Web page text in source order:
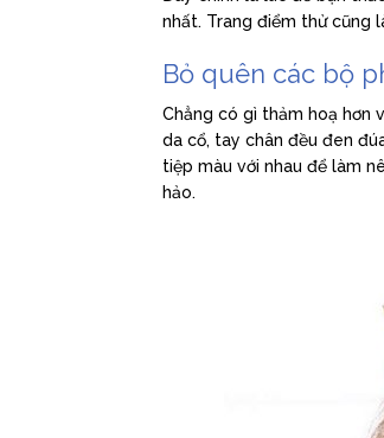
nhất. Trang điểm thử cũng
Bỏ quên các bộ
Chẳng có gì thảm hoạ hơn
da cổ, tay chân đều đen
tiệp màu với nhau để làm
hảo.